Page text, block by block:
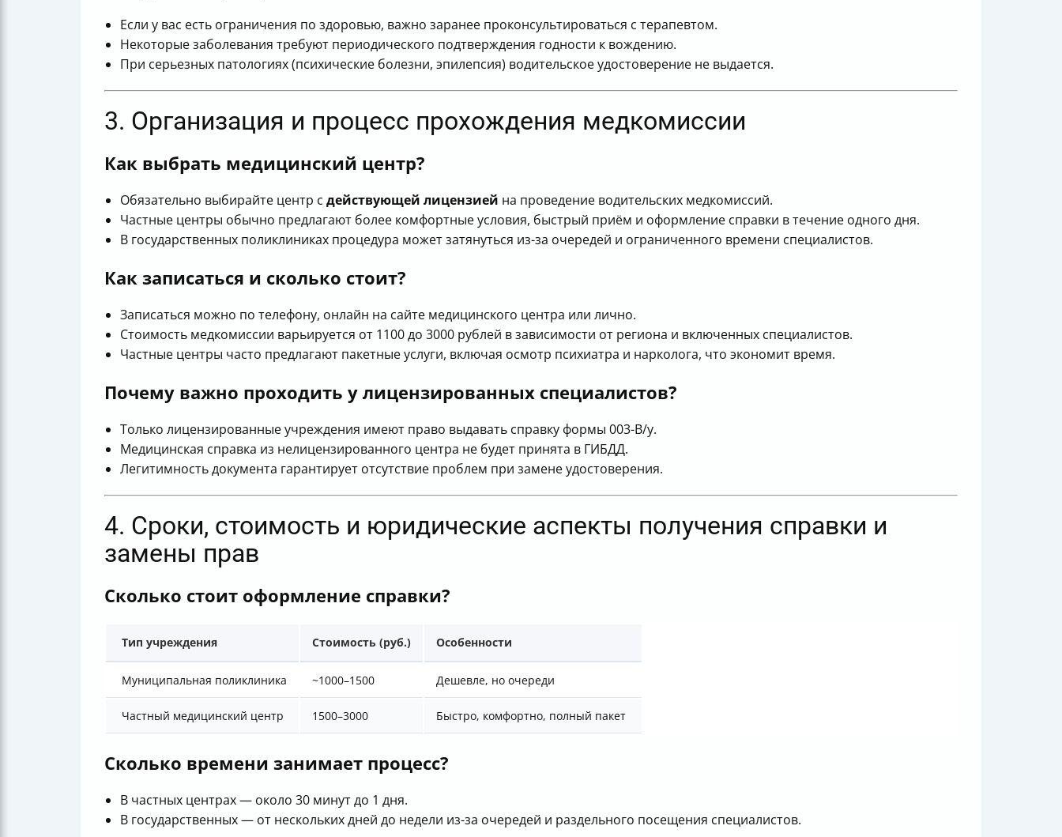
Если у вас есть ограничения по здоровью, важно заранее проконсультироваться с терапевтом.
Некоторые заболевания требуют периодического подтверждения годности к вождению.
При серьезных патологиях (психические болезни, эпилепсия) водительское удостоверение не выдается.
3. Организация и процесс прохождения медкомиссии
Как выбрать медицинский центр?
Обязательно выбирайте центр с действующей лицензией на проведение водительских медкомиссий.
Частные центры обычно предлагают более комфортные условия, быстрый приём и оформление справки в течение одного дня.
В государственных поликлиниках процедура может затянуться из-за очередей и ограниченного времени специалистов.
Как записаться и сколько стоит?
Записаться можно по телефону, онлайн на сайте медицинского центра или лично.
Стоимость медкомиссии варьируется от 1100 до 3000 рублей в зависимости от региона и включенных специалистов.
Частные центры часто предлагают пакетные услуги, включая осмотр психиатра и нарколога, что экономит время.
Почему важно проходить у лицензированных специалистов?
Только лицензированные учреждения имеют право выдавать справку формы 003-В/у.
Медицинская справка из нелицензированного центра не будет принята в ГИБДД.
Легитимность документа гарантирует отсутствие проблем при замене удостоверения.
4. Сроки, стоимость и юридические аспекты получения справки и
замены прав
Сколько стоит оформление справки?
Тип учреждения Стоимость (руб.) Особенности
Муниципальная поликлиника ~1000–1500 Дешевле, но очереди
Частный медицинский центр 1500–3000 Быстро, комфортно, полный пакет
Сколько времени занимает процесс?
В частных центрах — около 30 минут до 1 дня.
В государственных — от нескольких дней до недели из-за очередей и раздельного посещения специалистов.